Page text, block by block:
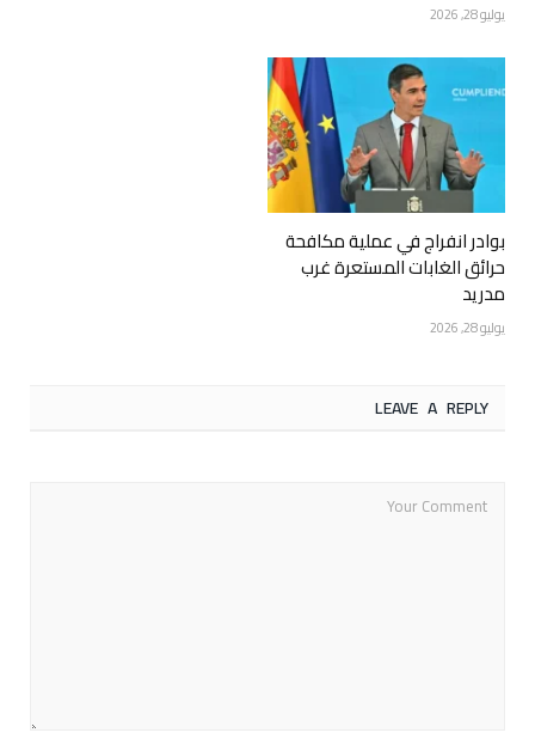
يوليو 28, 2026
بوادر انفراج في عملية مكافحة
حرائق الغابات المستعرة غرب
مدريد
يوليو 28, 2026
LEAVE A REPLY